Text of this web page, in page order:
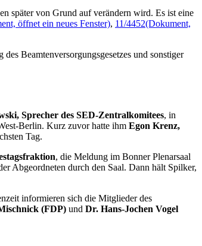
später von Grund auf verändern wird. Es ist eine
öffnet ein neues Fenster), 11/4452(Dokument,
Beamtenversorgungsgesetzes und sonstiger
Sprecher des SED-Zentralkomitees, in
Berlin. Kurz zuvor hatte ihm Egon Krenz,
Tag.
, die Meldung im Bonner Plenarsaal
Abgeordneten durch den Saal. Dann hält Spilker,
informieren sich die Mitglieder des
(FDP) und Dr. Hans-Jochen Vogel